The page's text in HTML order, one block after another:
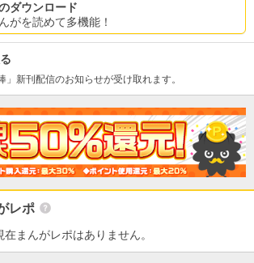
ダウンロード
がを読めて多機能！
」新刊配信のお知らせが受け取れます。
レポ
在まんがレポはありません。